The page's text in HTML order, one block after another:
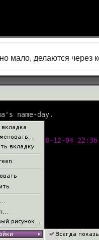
мало, делаются через